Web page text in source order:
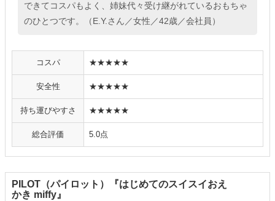
できてコスパもよく、姉妹代々受け継がれているおもちゃ
のひとつです。（E.Y.さん／女性／42歳／会社員）
コスパ ★★★★★
安全性 ★★★★★
持ち運びやすさ ★★★★★
総合評価 5.0点
PILOT（パイロット）『はじめてのスイスイおえ
かき miffy』